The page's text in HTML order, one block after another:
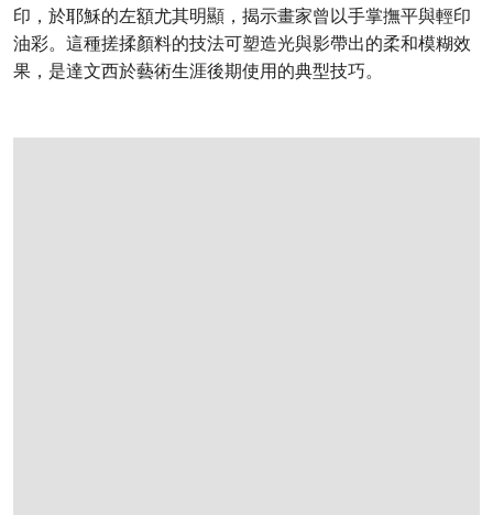
印，於耶穌的左額尤其明顯，揭示畫家曾以手掌撫平與輕印
油彩。這種搓揉顏料的技法可塑造光與影帶出的柔和模糊效
果，是達文西於藝術生涯後期使用的典型技巧。